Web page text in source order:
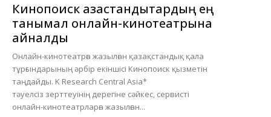
Кинопоиск қазақстандықтардың ең
танымал онлайн-кинотеатрына
айналды
Онлайн-кинотеатрға жазылған қазақстандық қала
тұрғындарының әрбір екіншісі Кинопоиск қызметін
таңдайды. K Research Central Asia*
тәуелсіз зерттеуінің дерегіне сәйкес, сервисті
онлайн-кинотеатрларға жазылған...